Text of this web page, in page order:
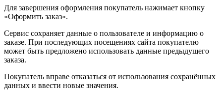
Для завершения оформления покупатель нажимает кнопку
«Оформить заказ».
Сервис сохраняет данные о пользователе и информацию о
заказе. При последующих посещениях сайта покупателю
может быть предложено использовать данные предыдущего
заказа.
Покупатель вправе отказаться от использования сохранённых
данных и ввести новые значения.